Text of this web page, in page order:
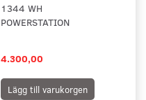
1344 WH
POWERSTATION
4.300,00
Lägg till varukorgen